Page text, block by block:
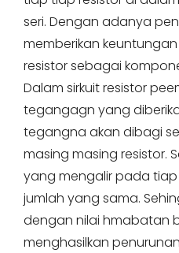
seri. Dengan adanya
memberikan
resistor sebagai
Dalam sirkuit resistor
tegangagn yang
tegangna akan dibagi
masing masing resistor.
yang mengalir pada tiap
jumlah yang sama.
dengan nilai hmabatan
menghasilkan